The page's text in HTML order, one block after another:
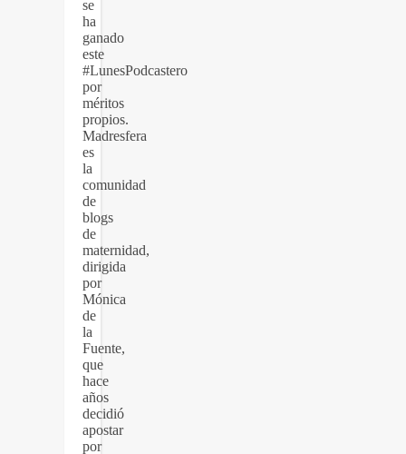
se
ha
ganado
este
#LunesPodcastero
por
méritos
propios.
Madresfera
es
la
comunidad
de
blogs
de
maternidad,
dirigida
por
Mónica
de
la
Fuente,
que
hace
años
decidió
apostar
por